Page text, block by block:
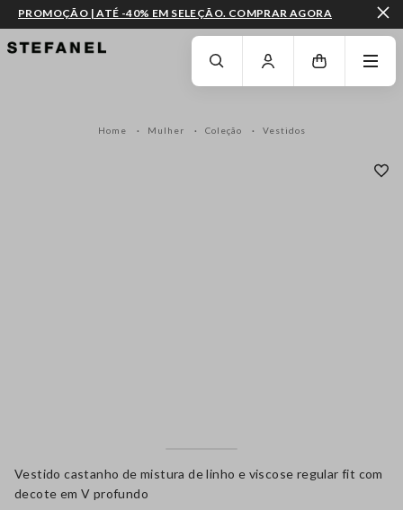
IR PARA O CONTEÚDO PRINCIPAL DESÇA ATÉ AO FIM DA PÁGINA
PROMOÇÃO | ATÉ -40% EM SELEÇÃO. COMPRAR AGORA
Home Mulher Coleção Vestidos
Vestido castanho de mistura de linho e viscose regular fit com
decote em V profundo